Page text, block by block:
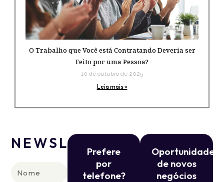
O Trabalho que Você está Contratando Deveria ser
Feito por uma Pessoa?
10 de outubro de 2025
Leia mais »
NEWSLETTER
Prefere
por
telefone?
Oportunidade
de novos
negócios